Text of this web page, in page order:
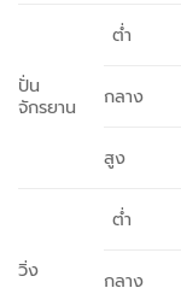
ปั่น
จักรยาน
ต่ำ
กลาง
สูง
วิ่ง
ต่ำ
กลาง